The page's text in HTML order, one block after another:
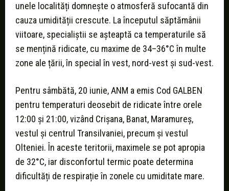
unele localități domnește o atmosferă sufocantă din
cauza umidității crescute. La începutul săptămânii
viitoare, specialiștii se așteaptă ca temperaturile să
se mențină ridicate, cu maxime de 34–36°C în multe
zone ale țării, în special în vest, nord-vest și sud-vest.
Pentru sâmbătă, 20 iunie, ANM a emis Cod GALBEN
pentru temperaturi deosebit de ridicate între orele
12:00 și 21:00, vizând Crișana, Banat, Maramureș,
vestul și centrul Transilvaniei, precum și vestul
Olteniei. În aceste teritorii, maximele se pot apropia
de 32°C, iar disconfortul termic poate determina
dificultăți de respirație în zonele cu umiditate mare.